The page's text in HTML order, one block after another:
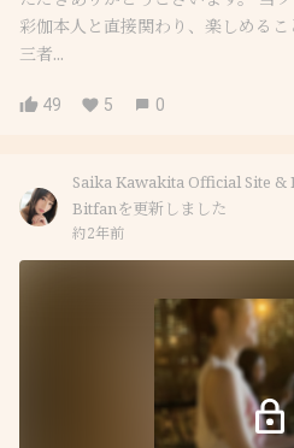
彩伽本人と直接関わり、楽しめる
三者...
49 5 0
Saika Kawakita Official Site &
Bitfanを更新しました
約2年前